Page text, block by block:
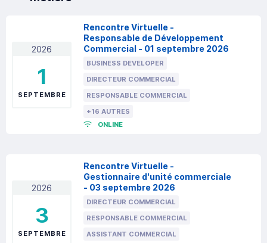
2026
1
SEPTEMBRE
Rencontre Virtuelle -
Responsable de Développement
Commercial - 01 septembre 2026
BUSINESS DEVELOPER
DIRECTEUR COMMERCIAL
RESPONSABLE COMMERCIAL
+16 AUTRES
ONLINE
2026
3
SEPTEMBRE
Rencontre Virtuelle -
Gestionnaire d'unité commerciale
- 03 septembre 2026
DIRECTEUR COMMERCIAL
RESPONSABLE COMMERCIAL
ASSISTANT COMMERCIAL